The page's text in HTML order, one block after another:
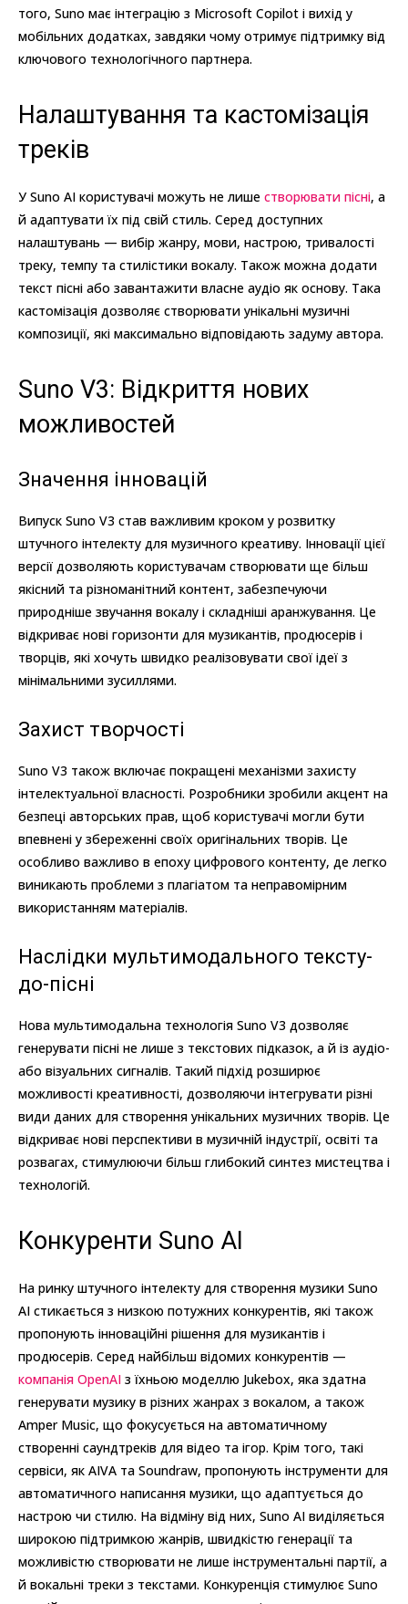
того, Suno має інтеграцію з Microsoft Copilot і вихід у
мобільних додатках, завдяки чому отримує підтримку від
ключового технологічного партнера.
Налаштування та кастомізація
треків
У Suno AI користувачі можуть не лише створювати пісні, а
й адаптувати їх під свій стиль. Серед доступних
налаштувань — вибір жанру, мови, настрою, тривалості
треку, темпу та стилістики вокалу. Також можна додати
текст пісні або завантажити власне аудіо як основу. Така
кастомізація дозволяє створювати унікальні музичні
композиції, які максимально відповідають задуму автора.
Suno V3: Відкриття нових
можливостей
Значення інновацій
Випуск Suno V3 став важливим кроком у розвитку
штучного інтелекту для музичного креативу. Інновації цієї
версії дозволяють користувачам створювати ще більш
якісний та різноманітний контент, забезпечуючи
природніше звучання вокалу і складніші аранжування. Це
відкриває нові горизонти для музикантів, продюсерів і
творців, які хочуть швидко реалізовувати свої ідеї з
мінімальними зусиллями.
Захист творчості
Suno V3 також включає покращені механізми захисту
інтелектуальної власності. Розробники зробили акцент на
безпеці авторських прав, щоб користувачі могли бути
впевнені у збереженні своїх оригінальних творів. Це
особливо важливо в епоху цифрового контенту, де легко
виникають проблеми з плагіатом та неправомірним
використанням матеріалів.
Наслідки мультимодального тексту-
до-пісні
Нова мультимодальна технологія Suno V3 дозволяє
генерувати пісні не лише з текстових підказок, а й із аудіо-
або візуальних сигналів. Такий підхід розширює
можливості креативності, дозволяючи інтегрувати різні
види даних для створення унікальних музичних творів. Це
відкриває нові перспективи в музичній індустрії, освіті та
розвагах, стимулюючи більш глибокий синтез мистецтва і
технологій.
Конкуренти Suno AI
На ринку штучного інтелекту для створення музики Suno
AI стикається з низкою потужних конкурентів, які також
пропонують інноваційні рішення для музикантів і
продюсерів. Серед найбільш відомих конкурентів —
компанія OpenAI з їхньою моделлю Jukebox, яка здатна
генерувати музику в різних жанрах з вокалом, а також
Amper Music, що фокусується на автоматичному
створенні саундтреків для відео та ігор. Крім того, такі
сервіси, як AIVA та Soundraw, пропонують інструменти для
автоматичного написання музики, що адаптується до
настрою чи стилю. На відміну від них, Suno AI виділяється
широкою підтримкою жанрів, швидкістю генерації та
можливістю створювати не лише інструментальні партії, а
й вокальні треки з текстами. Конкуренція стимулює Suno